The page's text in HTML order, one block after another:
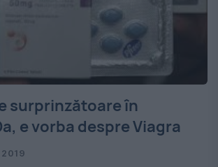
surprinzătoare în
e vorba despre Viagra
2019